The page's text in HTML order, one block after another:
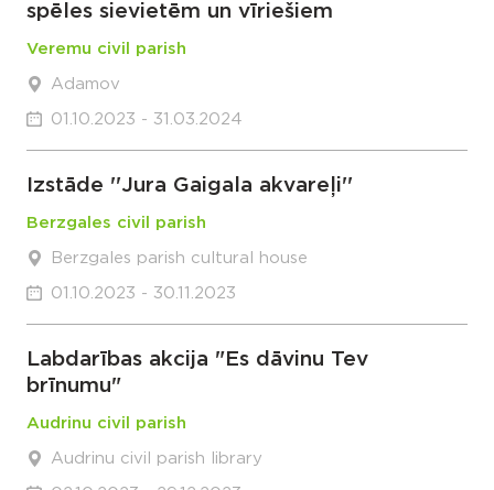
spēles sievietēm un vīriešiem
Veremu civil parish
Adamov
01.10.2023 - 31.03.2024
Izstāde ''Jura Gaigala akvareļi''
Berzgales civil parish
Berzgales parish cultural house
01.10.2023 - 30.11.2023
Labdarības akcija "Es dāvinu Tev
brīnumu"
Audrinu civil parish
Audrinu civil parish library